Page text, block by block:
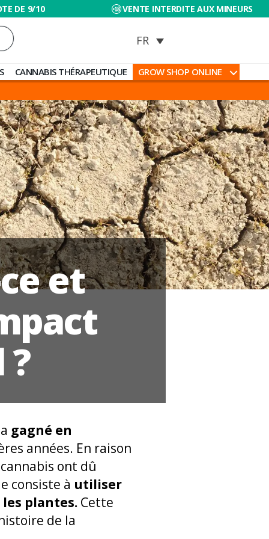
DE 9/10 VENTE INTERDITE AUX MINEURS
CANNABIS THÉRAPEUTIQUE GROW SHOP ONLINE
et
gagné en
années. En raison
ont dû
consiste à utiliser
plantes. Cette
de la